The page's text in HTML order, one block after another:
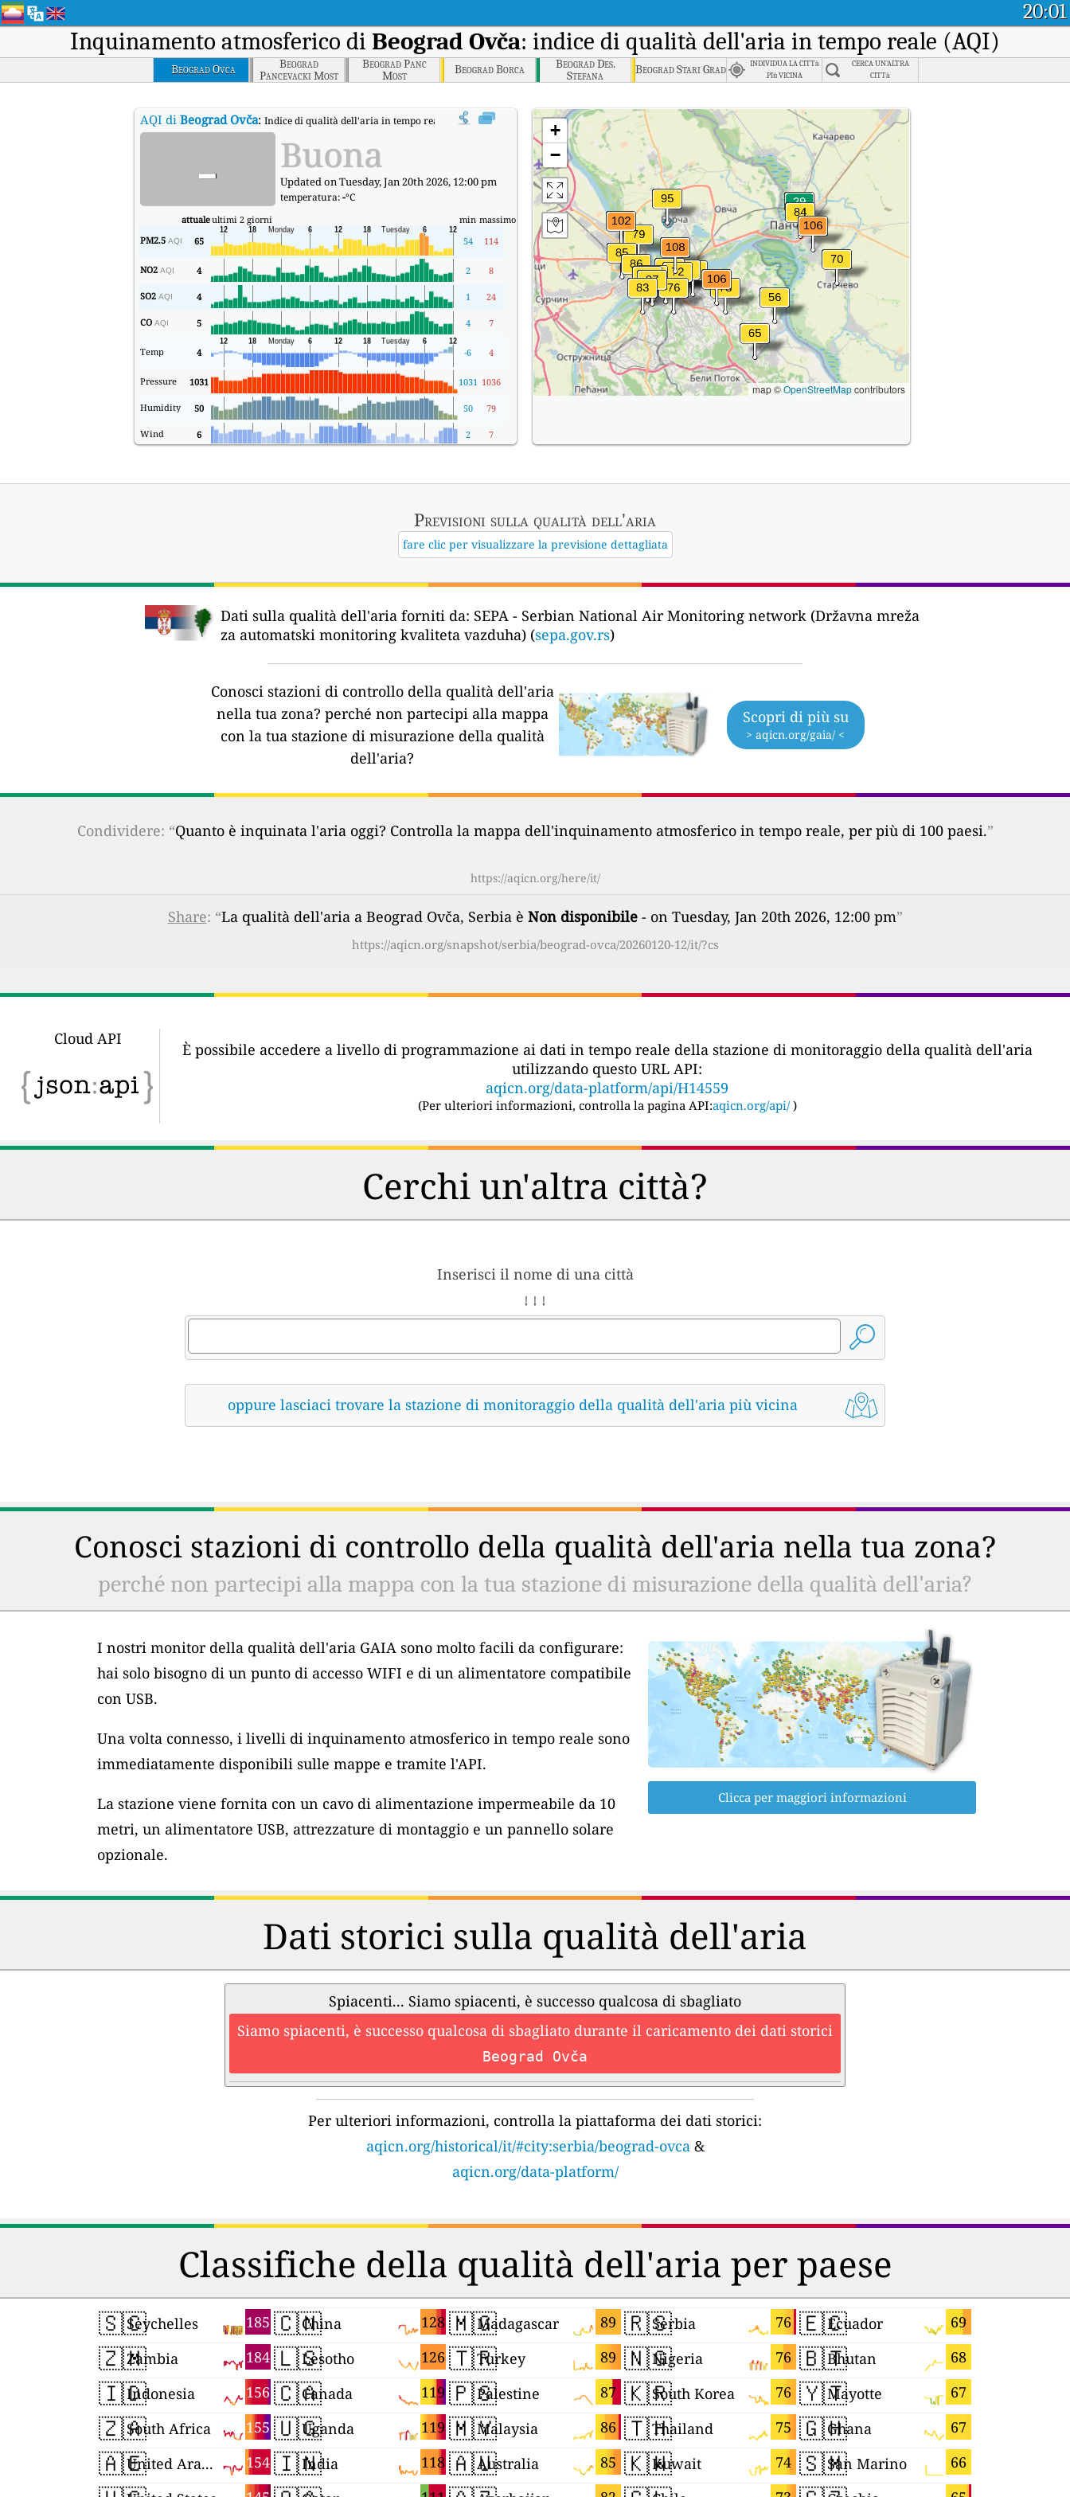
20:01
Inquinamento atmosferico di Beograd Ovča: indice di qualità dell'aria in tempo reale (AQI)
Beograd Ovca
Beograd
Pancevacki Most
Beograd Panc
Most
Beograd Borca
Beograd Des.
Stefana
Beograd Stari Grad
INDIVIDUA LA CITTà
PIù VICINA
CERCA UN'ALTRA
CITTà
AQI di Beograd Ovča: Indice di qualità dell'aria in tempo reale (AQI) di Beograd Ovča.
- Buona
Updated on Tuesday, Jan 20th 2026, 12:00 pm
temperatura:-°C
attualeultimi 2 giorni min massimo
PM2.5 AQI 65 54 114
NO2 AQI 4 2 8
SO2 AQI 4 1 24
CO AQI 5 4 7
Temp 4 -6 4
Pressure 1031 1031 1036
Humidity 50 50 79
Wind 6 2 7
+
−
map ©OpenStreetMapcontributors
Previsioni sulla qualità dell'aria
fare clic per visualizzare la previsione dettagliata
Dati sulla qualità dell'aria forniti da: SEPA - Serbian National Air Monitoring network (Državna mreža
za automatski monitoring kvaliteta vazduha) (sepa.gov.rs)
Conosci stazioni di controllo della qualità dell'aria
nella tua zona? perché non partecipi alla mappa
con la tua stazione di misurazione della qualità
dell'aria?
Scopri di più su
> aqicn.org/gaia/ <
Condividere: “Quanto è inquinata l'aria oggi? Controlla la mappa dell'inquinamento atmosferico in tempo reale, per più di 100 paesi.”
https://aqicn.org/here/it/
Share: “La qualità dell'aria a Beograd Ovča, Serbia è Non disponibile- on Tuesday, Jan 20th 2026, 12:00 pm”
https://aqicn.org/snapshot/serbia/beograd-ovca/20260120-12/it/?cs
Cloud API
È possibile accedere a livello di programmazione ai dati in tempo reale della stazione di monitoraggio della qualità dell'aria
utilizzando questo URL API:
aqicn.org/data-platform/api/H14559
(Per ulteriori informazioni, controlla la pagina API:aqicn.org/api/ )
Cerchi un'altra città?
Inserisci il nome di una città
↓ ↓ ↓
oppure lasciaci trovare la stazione di monitoraggio della qualità dell'aria più vicina
Conosci stazioni di controllo della qualità dell'aria nella tua zona?
perché non partecipi alla mappa con la tua stazione di misurazione della qualità dell'aria?
I nostri monitor della qualità dell'aria GAIA sono molto facili da configurare:
hai solo bisogno di un punto di accesso WIFI e di un alimentatore compatibile
con USB.
Una volta connesso, i livelli di inquinamento atmosferico in tempo reale sono
immediatamente disponibili sulle mappe e tramite l'API.
La stazione viene fornita con un cavo di alimentazione impermeabile da 10
metri, un alimentatore USB, attrezzature di montaggio e un pannello solare
opzionale.
Clicca per maggiori informazioni
Dati storici sulla qualità dell'aria
Spiacenti... Siamo spiacenti, è successo qualcosa di sbagliato
Siamo spiacenti, è successo qualcosa di sbagliato durante il caricamento dei dati storici
Beograd Ovča
Per ulteriori informazioni, controlla la piattaforma dei dati storici:
aqicn.org/historical/it/#city:serbia/beograd-ovca&
aqicn.org/data-platform/
Classifiche della qualità dell'aria per paese
🇸🇨 185
Seychelles
🇿🇲 184
Zambia
🇮🇩 156
Indonesia
🇿🇦 155
South Africa
🇦🇪 154
United Arab Emirates
🇨🇳 128
China
🇱🇸 126
Lesotho
🇨🇦 119
Canada
🇺🇬 119
Uganda
🇮🇳 118
India
🇲🇬 89
Madagascar
🇹🇷 89
Turkey
🇵🇸 87
Palestine
🇲🇾 86
Malaysia
🇦🇺 85
Australia
🇷🇸 76
Serbia
🇳🇬 76
Nigeria
🇰🇷 76
South Korea
🇹🇭 75
Thailand
🇰🇼 74
Kuwait
🇪🇨 69
Ecuador
🇧🇹 68
Bhutan
🇾🇹 67
Mayotte
🇬🇭 67
Ghana
🇸🇲 66
San Marino